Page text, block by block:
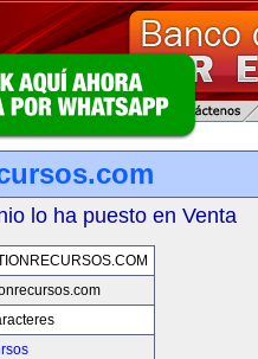
lo ha puesto en Venta